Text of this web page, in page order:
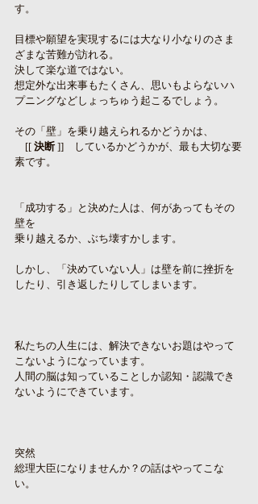
す。
目標や願望を実現するには大なり小なりのさま
ざまな苦難が訪れる。
決して楽な道ではない。
想定外な出来事もたくさん、思いもよらないハ
プニングなどしょっちゅう起こるでしょう。
その「壁」を乗り越えられるかどうかは、
[[ 決断 ]]　しているかどうかが、最も大切な要
素です。
「成功する」と決めた人は、何があってもその
壁を
乗り越えるか、ぶち壊すかします。
しかし、「決めていない人」は壁を前に挫折を
したり、引き返したりしてしまいます。
私たちの人生には、解決できないお題はやって
こないようになっています。
人間の脳は知っていることしか認知・認識でき
ないようにできています。
突然
総理大臣になりませんか？の話はやってこな
い。